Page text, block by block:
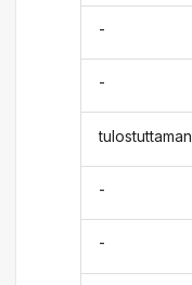
-
-
tulostuttaman
-
-